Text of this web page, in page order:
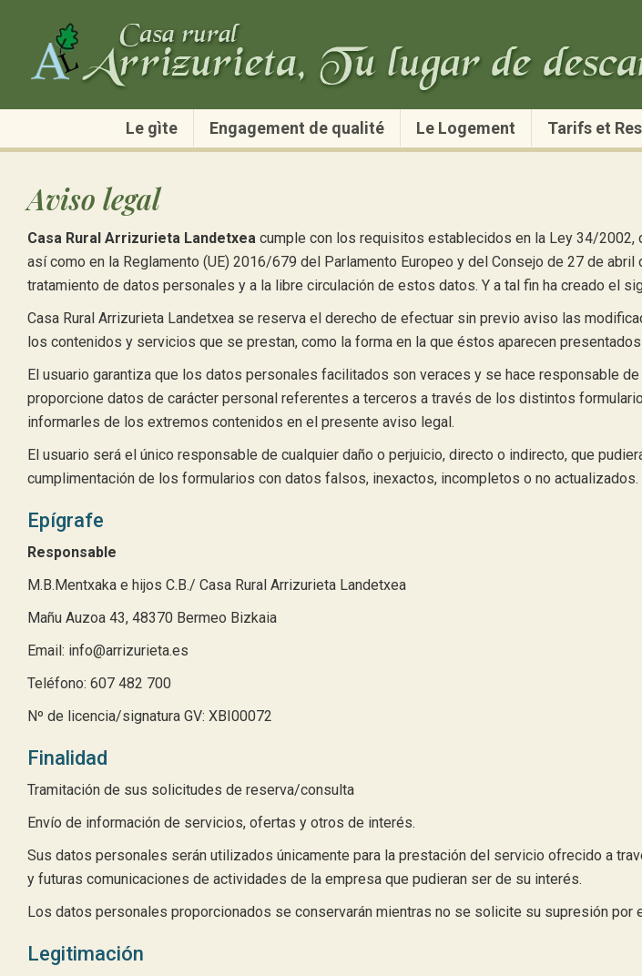
Le gìte Engagement de qualité Le Logement Tarifs et
Aviso legal
Casa Rural Arrizurieta Landetxea cumple con los requisitos establecidos en la Ley 34/2002,
así como en la Reglamento (UE) 2016/679 del Parlamento Europeo y del Consejo de 27 de
tratamiento de datos personales y a la libre circulación de estos datos. Y a tal fin ha creado el
Casa Rural Arrizurieta Landetxea se reserva el derecho de efectuar sin previo aviso las
los contenidos y servicios que se prestan, como la forma en la que éstos aparecen
El usuario garantiza que los datos personales facilitados son veraces y se hace responsable
proporcione datos de carácter personal referentes a terceros a través de los distintos
informarles de los extremos contenidos en el presente aviso legal.
El usuario será el único responsable de cualquier daño o perjuicio, directo o indirecto, que
cumplimentación de los formularios con datos falsos, inexactos, incompletos o no actualizados.
Epígrafe
Responsable
M.B.Mentxaka e hijos C.B./ Casa Rural Arrizurieta Landetxea
Mañu Auzoa 43, 48370 Bermeo Bizkaia
Email: info@arrizurieta.es
Teléfono: 607 482 700
Nº de licencia/signatura GV: XBI00072
Finalidad
Tramitación de sus solicitudes de reserva/consulta
Envío de información de servicios, ofertas y otros de interés.
Sus datos personales serán utilizados únicamente para la prestación del servicio ofrecido a
y futuras comunicaciones de actividades de la empresa que pudieran ser de su interés.
Los datos personales proporcionados se conservarán mientras no se solicite su supresión por
Legitimación